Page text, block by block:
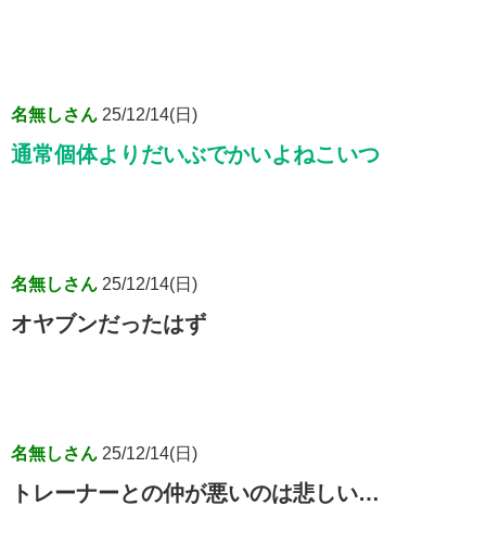
名無しさん 25/12/14(日)
通常個体よりだいぶでかいよねこいつ
名無しさん 25/12/14(日)
オヤブンだったはず
名無しさん 25/12/14(日)
トレーナーとの仲が悪いのは悲しい…